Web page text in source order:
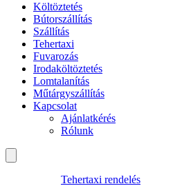
Költöztetés
Bútorszállítás
Szállítás
Tehertaxi
Fuvarozás
Irodaköltöztetés
Lomtalanítás
Műtárgyszállítás
Kapcsolat
Ajánlatkérés
Rólunk
Tehertaxi rendelés